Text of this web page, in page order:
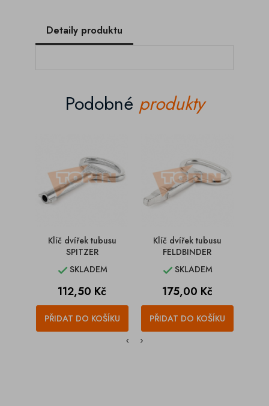
Detaily produktu
Podobné produkty
Klíč dvířek tubusu
SPITZER
SKLADEM
Cena
112,50 Kč
PŘIDAT DO KOŠÍKU
Klíč dvířek tubusu
FELDBINDER
SKLADEM
Cena
175,00 Kč
PŘIDAT DO KOŠÍKU